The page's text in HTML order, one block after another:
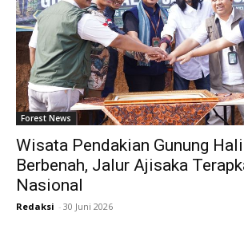
Forest News
Wisata Pendakian Gunung
Berbenah, Jalur Ajisaka
Nasional
Redaksi - 30 Juni 2026